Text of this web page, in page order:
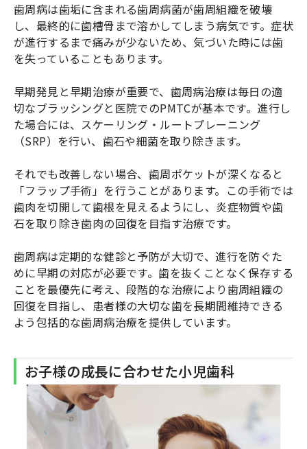
歯周病は歯垢に含まれる歯周病菌が歯周組織を破壊
し、最終的に歯槽骨まで溶かしてしまう病気です。症状
が進行するまで痛みが少ないため、気づいた時には歯
を失っていることもあります。
早期発見と早期治療が重要で、歯周病治療は毎日の適
切なブラッシングと医院でのPMTCが基本です。進行し
た場合には、スケーリング・ルートプレーニング
（SRP）を行い、歯石や細菌を取り除きます。
それでも改善しない場合、歯周ポケットが深くなると
「フラップ手術」を行うことがあります。この手術では
歯肉を切開して歯根を見えるようにし、炎症物質や歯
石を取り除き歯肉の回復を目指す治療です。
歯周病は定期的な健診と予防が大切で、進行を防ぐた
めに早期の対応が必要です。歯を抜くことなく保存する
ことを最優先に考え、段階的な治療により歯周組織の
回復を目指し、患者様の大切な歯を長期間維持できる
よう包括的な歯周病治療を提供しています。
お子様の成長に合わせた小児歯科